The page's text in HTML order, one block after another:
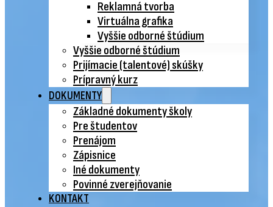
Reklamná tvorba
Virtuálna grafika
Vyššie odborné štúdium
Vyššie odborné štúdium
Prijímacie (talentové) skúšky
Prípravný kurz
DOKUMENTY
Základné dokumenty školy
Pre študentov
Prenájom
Zápisnice
Iné dokumenty
Povinné zverejňovanie
KONTAKT